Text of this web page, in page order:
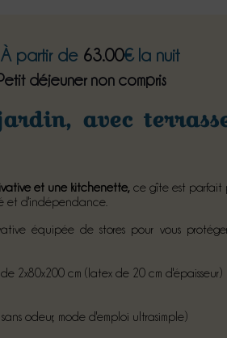
À partir de 63.00€ la nuit
déjeuner non compris
avec
et une kitchenette, ce gîte est parfait
et d'indépendance.
équipée de stores pour vous
2x80x200 cm (latex de 20 cm d'épaisseur)
odeur, mode d'emploi ultrasimple)